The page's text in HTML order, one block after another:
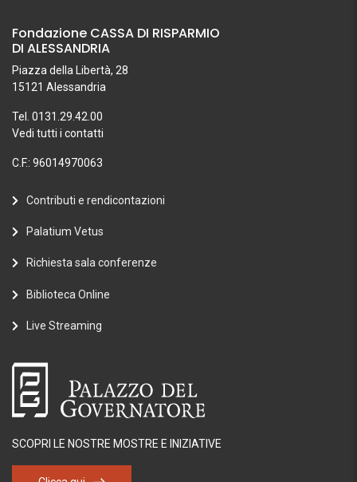
Fondazione CASSA DI RISPARMIO
DI ALESSANDRIA
Piazza della Libertà, 28
15121 Alessandria
Tel. 0131.29.42.00
Vedi tutti i contatti
C.F.: 96014970063
Contributi e rendicontazioni
Palatium Vetus
Richiesta sala conferenze
Biblioteca Online
Live Streaming
SCOPRI LE NOSTRE MOSTRE E INIZIATIVE